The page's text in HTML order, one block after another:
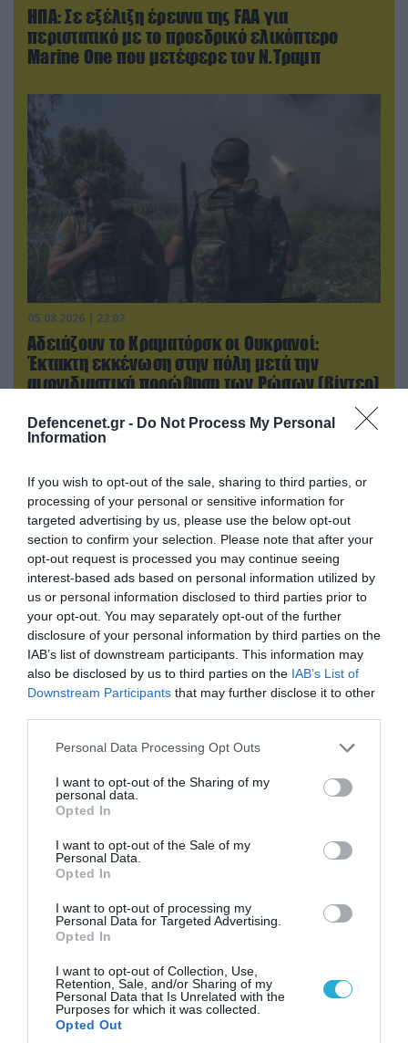
Defencenet.gr - Do Not Process My Personal
Information
If you wish to opt-out of the sale, sharing to third parties, or
processing of your personal or sensitive information for
targeted advertising by us, please use the below opt-out
section to confirm your selection. Please note that after your
opt-out request is processed you may continue seeing
interest-based ads based on personal information utilized by
us or personal information disclosed to third parties prior to
your opt-out. You may separately opt-out of the further
disclosure of your personal information by third parties on the
IAB’s list of downstream participants. This information may
also be disclosed by us to third parties on the IAB’s List of
Downstream Participants that may further disclose it to other
Please note that this website/app uses one or more Google
not limited to your visit or usage behaviour. You may click to
grant or deny consent to Google and its third-party tags to
use your data for below specified purposes in below Google
consent section.
Personal Data Processing Opt Outs
I want to opt-out of the Sharing of my
personal data.
Opted In
I want to opt-out of the Sale of my
Personal Data.
Opted In
I want to opt-out of processing my
Personal Data for Targeted Advertising.
Opted In
I want to opt-out of Collection, Use,
Retention, Sale, and/or Sharing of my
Personal Data that Is Unrelated with the
Purposes for which it was collected.
Opted Out
ΗΠΑ: Σε εξέλιξη έρευνα της FAA για
περιστατικό με το προεδρικό ελικόπτερο
Marine One που μετέφερε τον Ν.Τραμπ
05.08.2026 | 22:02
Αδειάζουν το Κραματόρσκ οι Ουκρανοί:
Έκτακτη εκκένωση στην πόλη μετά την
αιφνιδιαστική προώθηση των Ρώσων (βίντεο)
06.08.2026 | 09:03
τα ζώα που χάθηκαν στις πυρκαγιές της
04.08.2026 | 15:02